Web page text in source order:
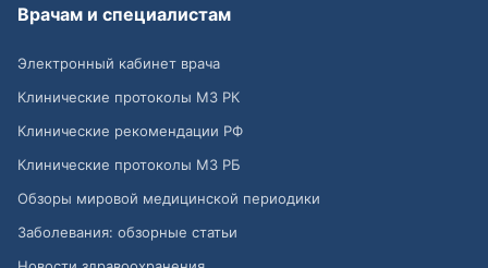
Врачам и специалистам
Электронный кабинет врача
Клинические протоколы МЗ РК
Клинические рекомендации РФ
Клинические протоколы МЗ РБ
Обзоры мировой медицинской периодики
Заболевания: обзорные статьи